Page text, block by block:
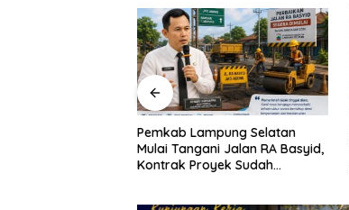
Bulan Kemerdekaan, Bupati
Lampung Selatan Ajak ASN
Perkuat Semangat Pengabdian